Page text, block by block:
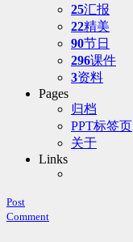
25汇报
22精美
90节日
296课件
3资料
Pages
归档
PPT标签页
关于
Links
Post
Comment